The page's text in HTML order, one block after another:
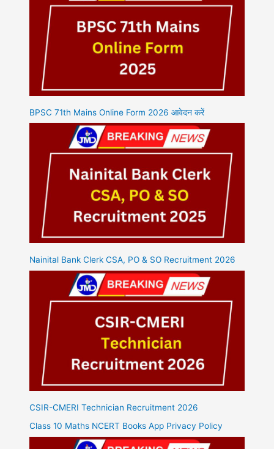
BPSC 71th Mains Online Form 2026 आवेदन करें
Nainital Bank Clerk CSA, PO & SO Recruitment 2026
CSIR-CMERI Technician Recruitment 2026
Class 10 Maths NCERT Books App Privacy Policy